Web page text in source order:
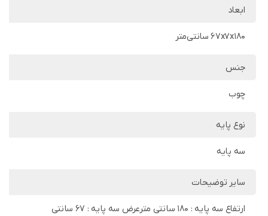
ابعاد
67x7x180 سانتی‌متر
جنس
چوب
نوع پایه
سه پایه
سایر توضیحات
ارتفاع سه پایه : 180 سانتی مترعرض سه پایه : 67 سانتی